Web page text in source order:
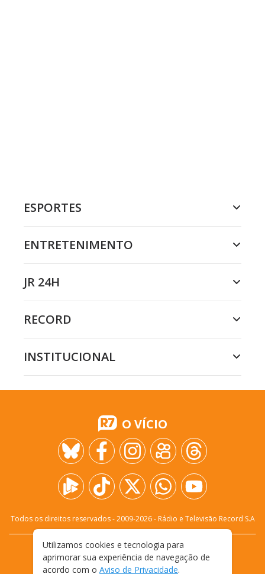
ESPORTES
ENTRETENIMENTO
JR 24H
RECORD
INSTITUCIONAL
O VÍCIO
Todos os direitos reservados - 2009-2026- Rádio e Televisão Record S.A
FALE CONOSCO
PRIVACIDADE
TERMOS E CONDIÇÕES DE USO
Utilizamos cookies e tecnologia para
aprimorar sua experiência de navegação de
acordo com o Aviso de Privacidade.